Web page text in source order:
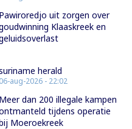
Pawiroredjo uit zorgen over
Klaaskreek en
herald
06-aug-2026 - 22:02
Meer dan 200 illegale kampen
tijdens operatie
Moeroekreek